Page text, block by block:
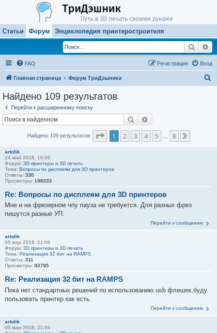
Статьи Форум Энциклопедия принтеростроителя
Поиск
FAQ Вход
Регистрация
Главная страница Форум ТриДэшника
Найдено 109 результатов
Перейти к расширенному поиску
Поиск
Найдено 109 результатов Страница1 из
1 2 3 4 5 8
artolik
24 май 2018, 10:06
Форум: 3D принтеры и 3D печать
Тема: Вопросы по дисплеям для 3D принтеров
Ответы: 330
Просмотры: 198333
Re: Вопросы по дисплеям для 3D принтеров
Мне и на фрезерном чпу пауза не требуется. Для разных фрез
пишутся разные УП.
Перейти к сообщению
artolik
05 мар 2018, 21:06
Форум: 3D принтеры и 3D печать
Тема: Реализация 32 бит на RAMPS
Ответы: 311
Просмотры: 93795
Re: Реализация 32 бит на RAMPS
Пока нет стандартных решений по использованию usb флешек,буду
пользовать принтер как есть.
Перейти к сообщению
artolik
05 мар 2018, 21:04